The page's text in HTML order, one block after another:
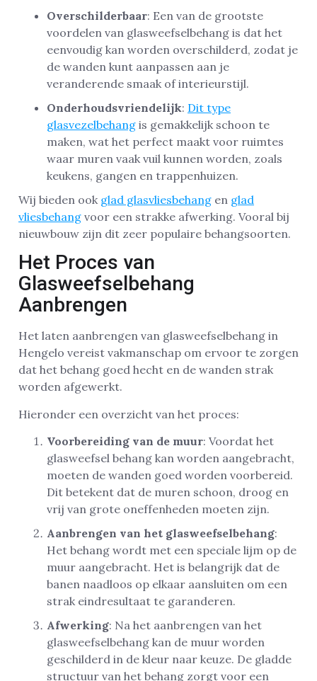
Overschilderbaar: Een van de grootste
voordelen van glasweefselbehang is dat het
eenvoudig kan worden overschilderd, zodat je
de wanden kunt aanpassen aan je
veranderende smaak of interieurstijl.
Onderhoudsvriendelijk: Dit type
glasvezelbehang is gemakkelijk schoon te
maken, wat het perfect maakt voor ruimtes
waar muren vaak vuil kunnen worden, zoals
keukens, gangen en trappenhuizen.
Wij bieden ook glad glasvliesbehang en glad
vliesbehang voor een strakke afwerking. Vooral bij
nieuwbouw zijn dit zeer populaire behangsoorten.
Het Proces van
Glasweefselbehang
Aanbrengen
Het laten aanbrengen van glasweefselbehang in
Hengelo vereist vakmanschap om ervoor te zorgen
dat het behang goed hecht en de wanden strak
worden afgewerkt.
Hieronder een overzicht van het proces:
Voorbereiding van de muur: Voordat het
glasweefsel behang kan worden aangebracht,
moeten de wanden goed worden voorbereid.
Dit betekent dat de muren schoon, droog en
vrij van grote oneffenheden moeten zijn.
Aanbrengen van het glasweefselbehang:
Het behang wordt met een speciale lijm op de
muur aangebracht. Het is belangrijk dat de
banen naadloos op elkaar aansluiten om een
strak eindresultaat te garanderen.
Afwerking: Na het aanbrengen van het
glasweefselbehang kan de muur worden
geschilderd in de kleur naar keuze. De gladde
structuur van het behang zorgt voor een